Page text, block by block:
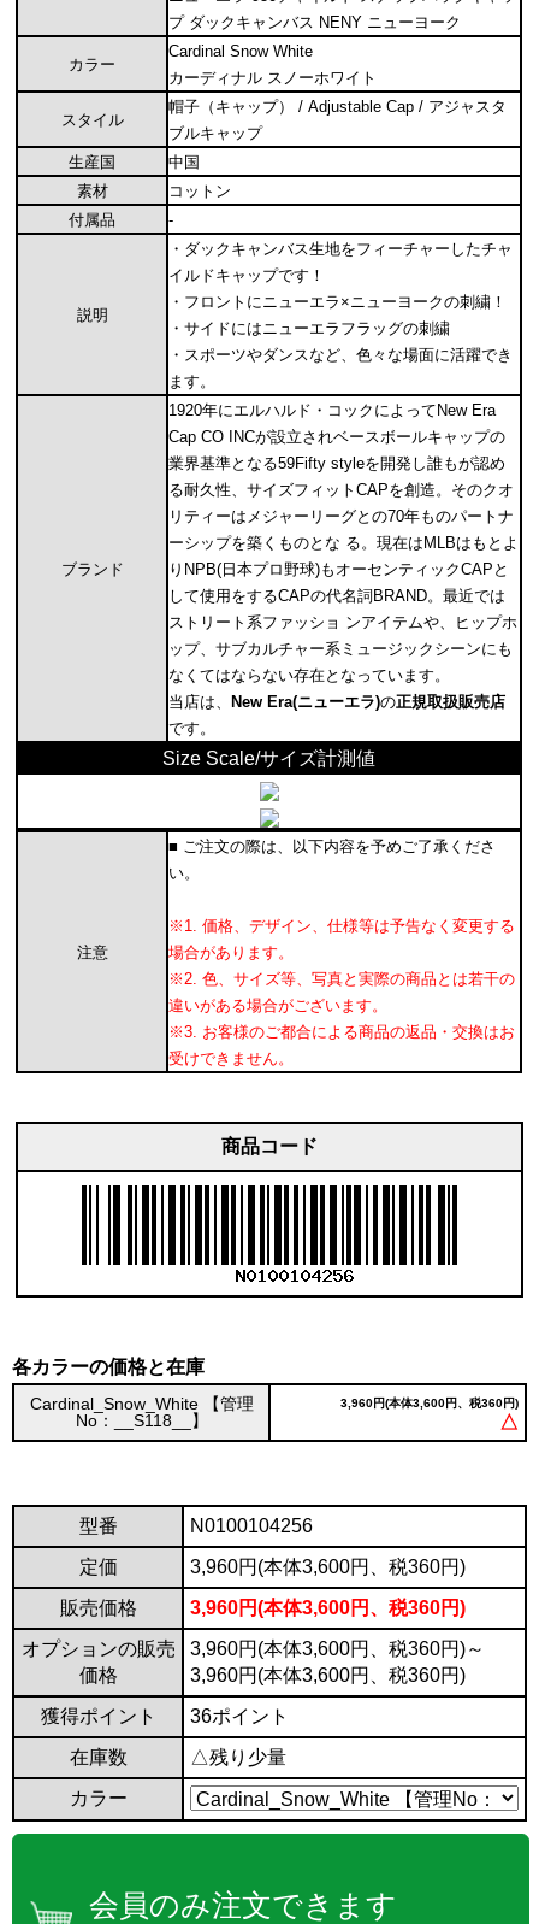
プ ダックキャンバス NENY ニューヨーク
カラー
Cardinal Snow White
カーディナル スノーホワイト
スタイル
帽子（キャップ） / Adjustable Cap / アジャスタ
ブルキャップ
生産国
中国
素材
コットン
付属品
-
説明
・ダックキャンバス生地をフィーチャーしたチャ
イルドキャップです！
・フロントにニューエラ×ニューヨークの刺繍！
・サイドにはニューエラフラッグの刺繍
・スポーツやダンスなど、色々な場面に活躍でき
ます。
ブランド
1920年にエルハルド・コックによってNew Era
Cap CO INCが設立されベースボールキャップの
業界基準となる59Fifty styleを開発し誰もが認め
る耐久性、サイズフィットCAPを創造。そのクオ
リティーはメジャーリーグとの70年ものパートナ
ーシップを築くものとな る。現在はMLBはもとよ
りNPB(日本プロ野球)もオーセンティックCAPと
して使用をするCAPの代名詞BRAND。最近では
ストリート系ファッショ ンアイテムや、ヒップホ
ップ、サブカルチャー系ミュージックシーンにも
なくてはならない存在となっています。
当店は、
New Era(ニューエラ)の正規取扱販売店
です。
Size Scale/サイズ計測値
注意
■ ご注文の際は、以下内容を予めご了承くださ
い。
※1. 価格、デザイン、仕様等は予告なく変更する
場合があります。
※2. 色、サイズ等、写真と実際の商品とは若干の
違いがある場合がございます。
※3. お客様のご都合による商品の返品・交換はお
受けできません。
商品コード
各カラーの価格と在庫
Cardinal_Snow_White 【管理
No：__S118__】
3,960円(本体3,600円、税360円)
△
型番
N0100104256
定価
3,960円(本体3,600円、税360円)
販売価格
3,960円(本体3,600円、税360円)
オプションの販売
価格
3,960円(本体3,600円、税360円)～
3,960円(本体3,600円、税360円)
獲得ポイント
36ポイント
在庫数
△残り少量
カラー
会員のみ注文できます